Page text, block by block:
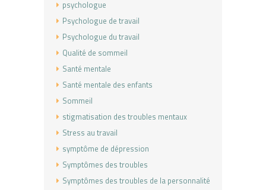
psychologue
Psychologue de travail
Psychologue du travail
Qualité de sommeil
Santé mentale
Santé mentale des enfants
Sommeil
stigmatisation des troubles mentaux
Stress au travail
symptôme de dépression
Symptômes des troubles
Symptômes des troubles de la personnalité